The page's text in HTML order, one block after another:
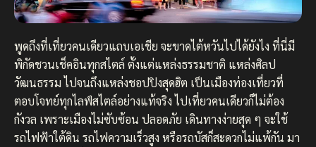
พูดถึงที่เที่ยวคนเดียวแถบเอเชีย จะขาดไต้หวันไปได้ยังไง ที่นี่มี
พิกัดชวนเช็คอินทุกสไตล์ ตั้งแต่แหล่งธรรมชาติ แหล่งศิลป
วัฒนธรรม ไปจนถึงแหล่งชอปปิงสุดฮิต เป็นเมืองท่องเที่ยวที่
ตอบโจทย์ทุกไลฟ์สไตล์อย่างแท้จริง ไปเที่ยวคนเดียวก็ไม่ต้อง
กังวล เพราะเมืองไม่ซับซ้อน ปลอดภัย เดินทางง่ายสุด ๆ จะใช้
รถไฟฟ้าใต้ดิน รถไฟความเร็วสูง หรือรถบัสก็สะดวกไม่แพ้กัน มา